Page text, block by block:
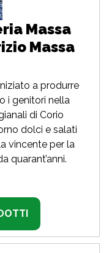
Massa
Massa
a produrre
i genitori nella
di Corio
dolci e salati
vincente per la
quarant’anni.